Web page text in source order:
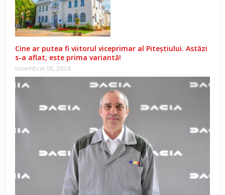
Cine ar putea fi viitorul viceprimar al Piteștiului. Astăzi
s-a aflat, este prima variantă!
noiembrie 06, 2024